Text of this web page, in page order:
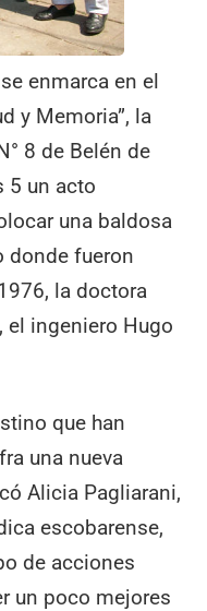
enmarca en el
y Memoria”, la
8 de Belén de
5 un acto
una baldosa
donde fueron
la doctora
el ingeniero Hugo
que han
una nueva
Alicia Pagliarani,
escobarense,
de acciones
un poco mejores